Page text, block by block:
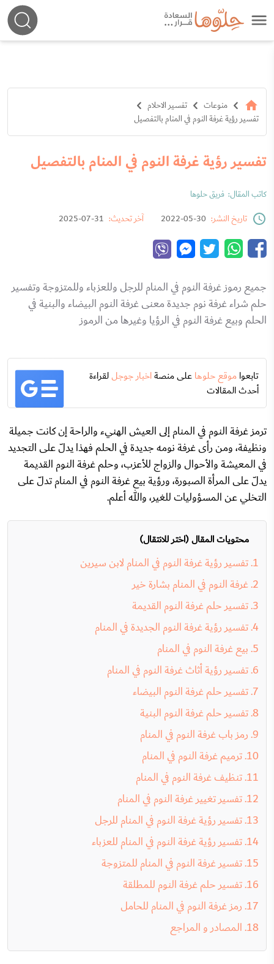
منوعات
تفسير الاحلام
تفسير رؤية غرفة النوم في المنام بالتفصيل
تفسير رؤية غرفة النوم في المنام بالتفصيل
كاتب المقال: فريق حلوها
تاريخ النشر: 30-05-2022 آخر تحديث: 31-07-2025
جميع رموز غرفة النوم في المنام للرجل وللعزباء وللمتزوجة وتفسير
حلم شراء غرفة نوم جديدة معنى غرفة النوم البيضاء والبنية في
الحلم وبيع غرفة النوم في الرؤيا وغيرها من الرموز
تابعواموقع حلوهاعلى منصةاخبار جوجللقراءة
أحدث المقالات
ترمز غرفة النوم في المنام إلى العيش الهنيء والراحة إن كانت جميلة
ونظيفة، ومن رأى غرفة نومه جديدة في الحلم فهذا يدلّ على التجديد
في المعيشة والأحوال والزواج للأعزب، وحلم غرفة النوم القديمة
يدلّ على المرأة الصبورة، ورؤية بيع غرفة النوم في المنام تدلّ على
التخلي عن المسؤوليات للغير، والله أعلم.
محتويات المقال (اختر للانتقال)
تفسير رؤية غرفة النوم في المنام لابن سيرين
غرفة النوم في المنام بشارة خير
تفسير حلم غرفة النوم القديمة
تفسير رؤية غرفة النوم الجديدة في المنام
بيع غرفة النوم في المنام
تفسير رؤية أثاث غرفة النوم في المنام
تفسير حلم غرفة النوم البيضاء
تفسير حلم غرفة النوم البنية
رمز باب غرفة النوم في المنام
ترميم غرفة النوم في المنام
تنظيف غرفة النوم في المنام
تفسير تغيير غرفة النوم في المنام
تفسير رؤية غرفة النوم في المنام للرجل
تفسير رؤية غرفة النوم في المنام للعزباء
تفسير غرفة النوم في المنام للمتزوجة
تفسير حلم غرفة النوم للمطلقة
رمز غرفة النوم في المنام للحامل
المصادر و المراجع